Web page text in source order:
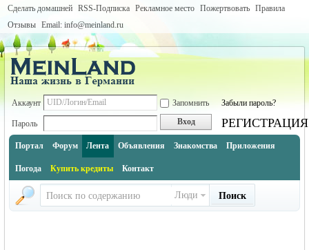
Сделать домашней RSS-Подписка Рекламное место Пожертвовать Правила
Отзывы Email: info@meinland.ru
Аккаунт Запомнить Забыли пароль?
Пароль Вход РЕГИСТРАЦИЯ
Портал Форум Лента Объявления Знакомства Приложения
Погода Купить кредиты Контакт
Люди Поиск